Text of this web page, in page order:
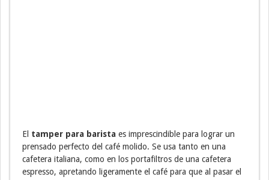
El tamper para barista es imprescindible para lograr un
prensado perfecto del café molido. Se usa tanto en una
cafetera italiana, como en los portafiltros de una cafetera
espresso, apretando ligeramente el café para que al pasar el